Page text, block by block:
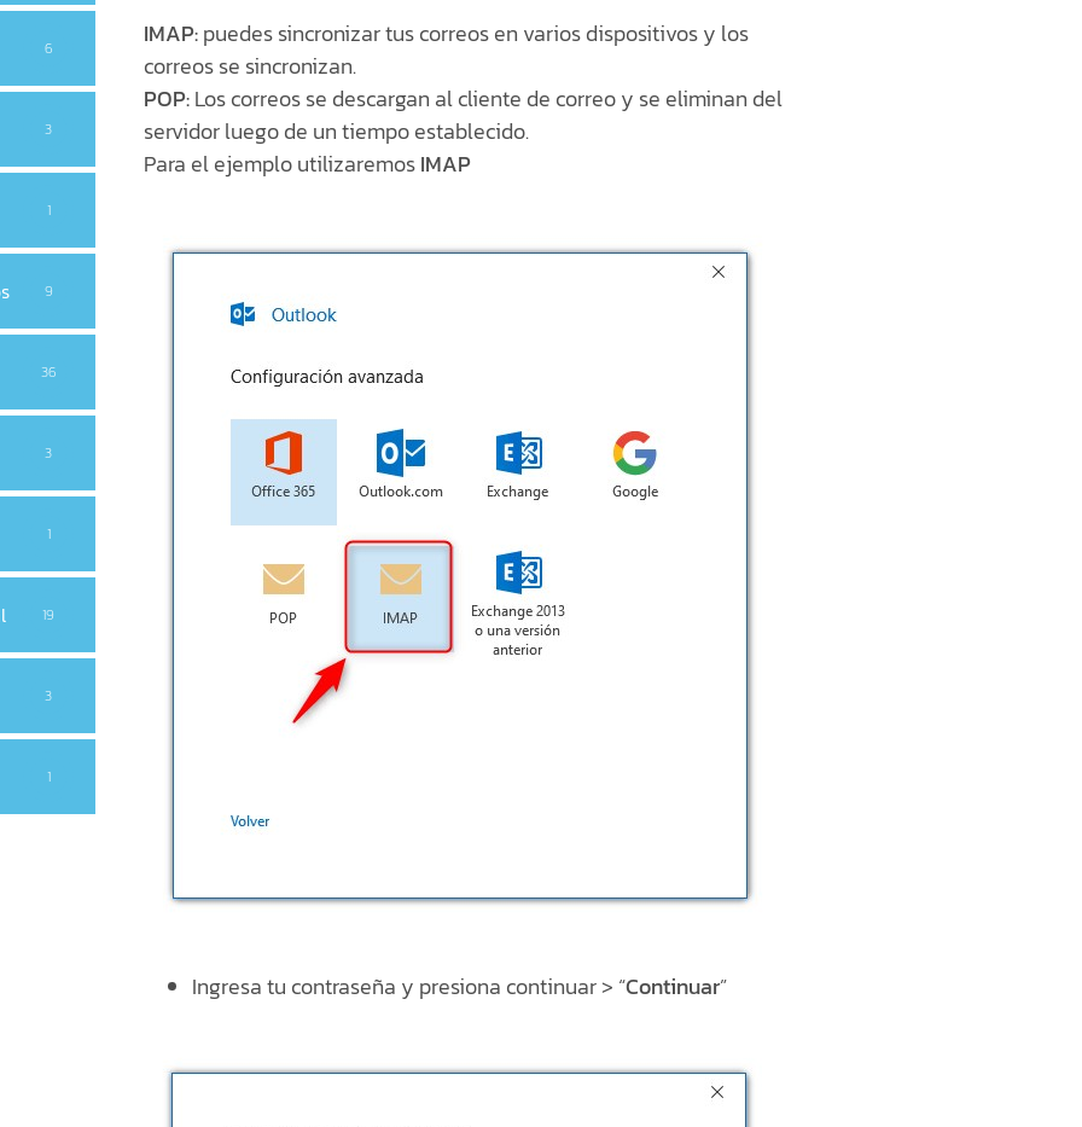
6
3
1
9
36
3
1
19
3
1
IMAP:puedes sincronizar tus correos en varios dispositivos y los
correos se sincronizan.
POP:Los correos se descargan al cliente de correo y se eliminan del
servidor luego de un tiempo establecido.
Para el ejemplo utilizaremosIMAP
Ingresa tu contraseña y presiona continuar > “Continuar”